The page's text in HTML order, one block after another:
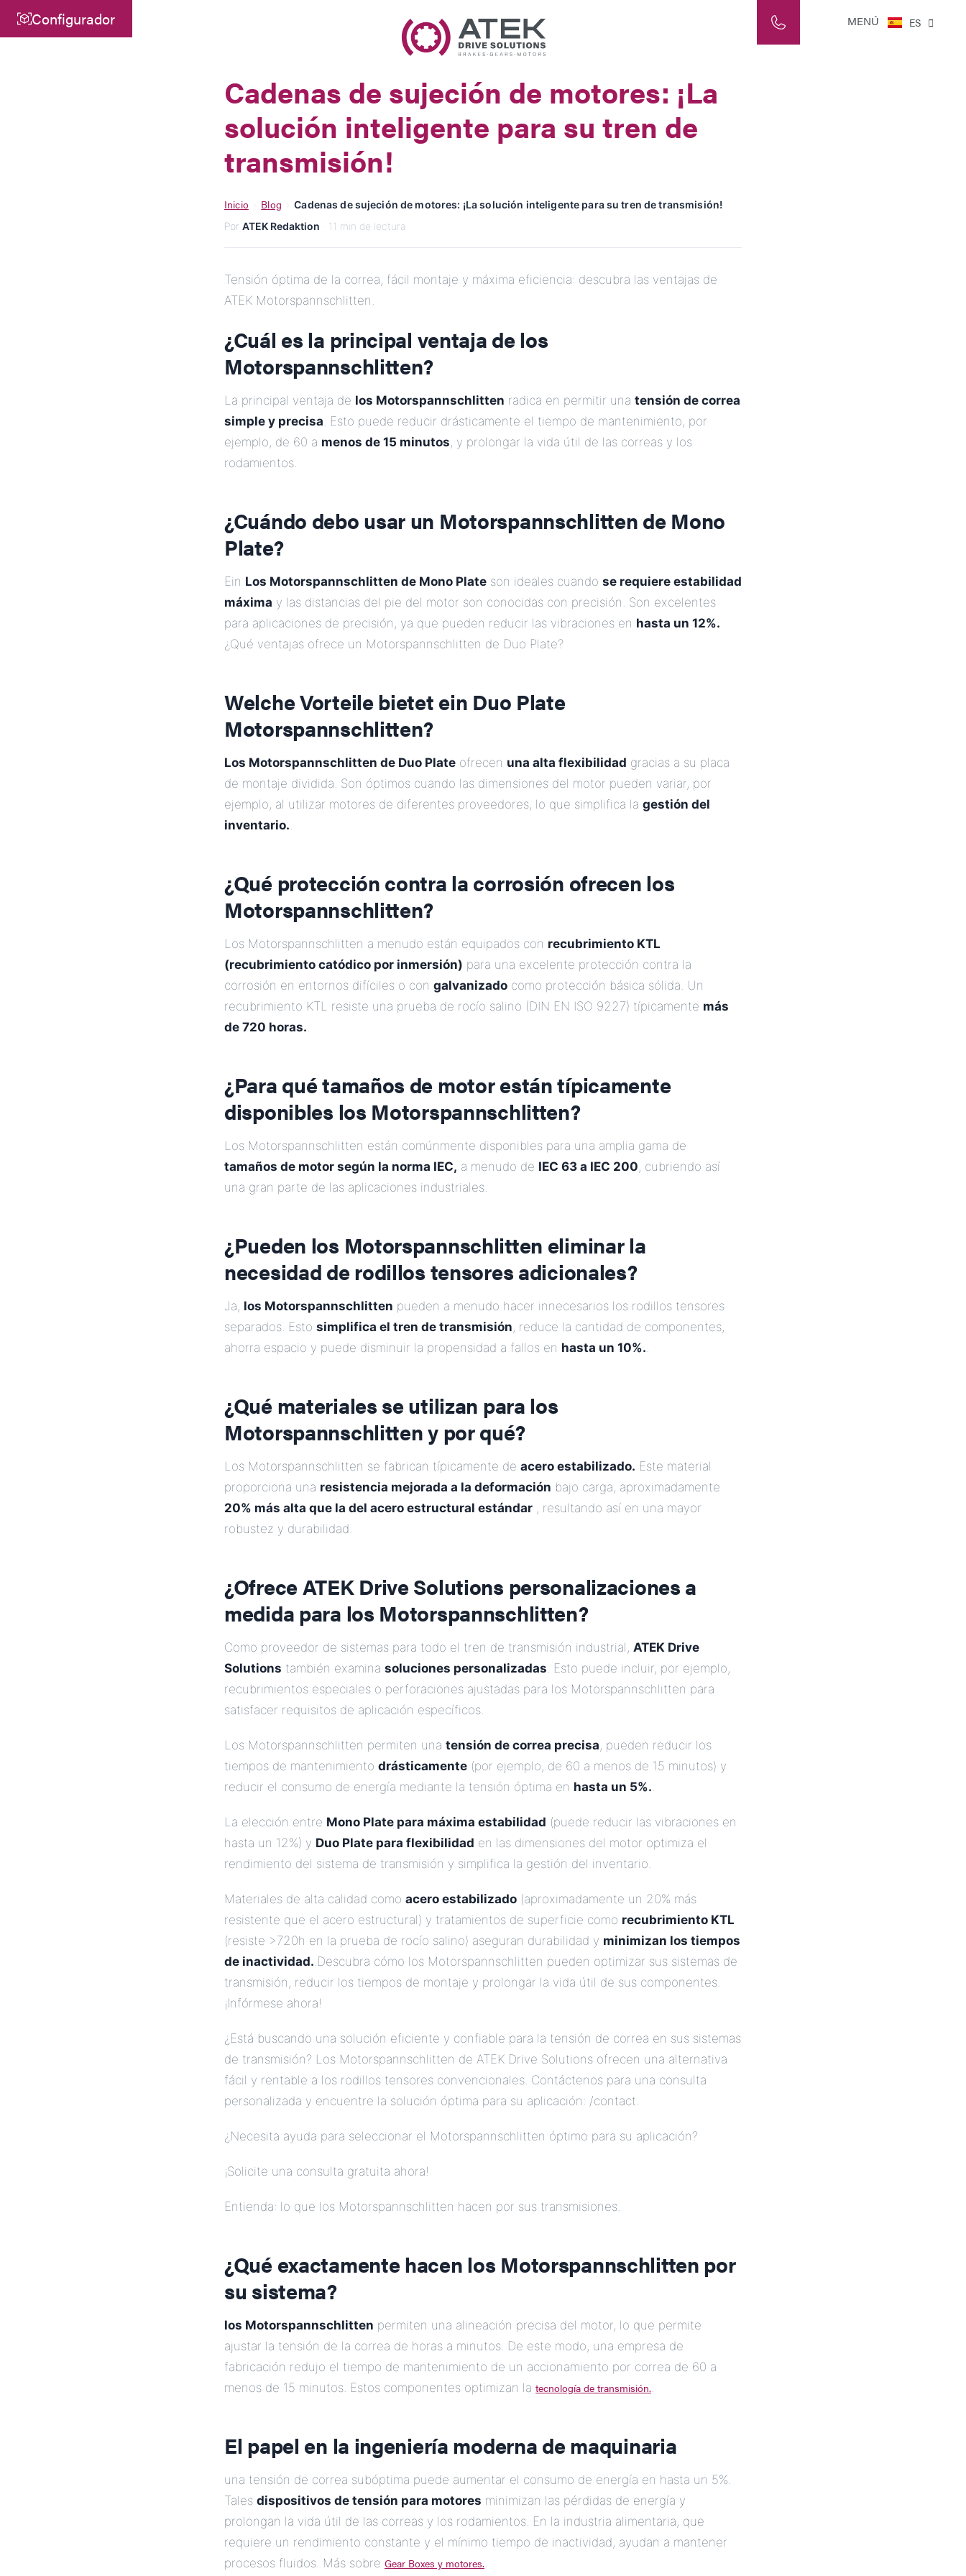
Nombre
Nombre de la Empresa
Correo Electrónico
Dirección
Configurador MENÚ ES
IT
Cadenas de sujeción de motores: ¡La
solución inteligente para su tren de
transmisión!
Inicio Blog
Cadenas de sujeción de motores: ¡La solución inteligente para su tren de transmisión!
Por ATEK Redaktion · 11 min de lectura
Tensión óptima de la correa, fácil montaje y máxima eficiencia: descubra las ventajas de
ATEK Motorspannschlitten.
¿Cuál es la principal ventaja de los
Motorspannschlitten?
La principal ventaja de los Motorspannschlitten radica en permitir una tensión de correa
simple y precisa. Esto puede reducir drásticamente el tiempo de mantenimiento, por
ejemplo, de 60 a menos de 15 minutos, y prolongar la vida útil de las correas y los
rodamientos.
¿Cuándo debo usar un Motorspannschlitten de Mono
Plate?
Ein Los Motorspannschlitten de Mono Plate son ideales cuando se requiere estabilidad
máxima y las distancias del pie del motor son conocidas con precisión. Son excelentes
para aplicaciones de precisión, ya que pueden reducir las vibraciones en hasta un 12%.
¿Qué ventajas ofrece un Motorspannschlitten de Duo Plate?
Welche Vorteile bietet ein Duo Plate
Motorspannschlitten?
Los Motorspannschlitten de Duo Plate ofrecen una alta flexibilidad gracias a su placa
de montaje dividida. Son óptimos cuando las dimensiones del motor pueden variar, por
ejemplo, al utilizar motores de diferentes proveedores, lo que simplifica la gestión del
inventario..
¿Qué protección contra la corrosión ofrecen los
Motorspannschlitten?
Los Motorspannschlitten a menudo están equipados con recubrimiento KTL
(recubrimiento catódico por inmersión) para una excelente protección contra la
corrosión en entornos difíciles o con galvanizado como protección básica sólida. Un
recubrimiento KTL resiste una prueba de rocío salino (DIN EN ISO 9227) típicamente más
de 720 horas..
¿Para qué tamaños de motor están típicamente
disponibles los Motorspannschlitten?
Los Motorspannschlitten están comúnmente disponibles para una amplia gama de
tamaños de motor según la norma IEC, a menudo de IEC 63 a IEC 200, cubriendo así
una gran parte de las aplicaciones industriales.
¿Pueden los Motorspannschlitten eliminar la
necesidad de rodillos tensores adicionales?
Ja, los Motorspannschlitten pueden a menudo hacer innecesarios los rodillos tensores
separados. Esto simplifica el tren de transmisión, reduce la cantidad de componentes,
ahorra espacio y puede disminuir la propensidad a fallos en hasta un 10%..
¿Qué materiales se utilizan para los
Motorspannschlitten y por qué?
Los Motorspannschlitten se fabrican típicamente de acero estabilizado. Este material
proporciona una resistencia mejorada a la deformación bajo carga, aproximadamente
20% más alta que la del acero estructural estándar , resultando así en una mayor
robustez y durabilidad.
¿Ofrece ATEK Drive Solutions personalizaciones a
medida para los Motorspannschlitten?
Como proveedor de sistemas para todo el tren de transmisión industrial, ATEK Drive
Solutions también examina soluciones personalizadas. Esto puede incluir, por ejemplo,
recubrimientos especiales o perforaciones ajustadas para los Motorspannschlitten para
satisfacer requisitos de aplicación específicos.
Los Motorspannschlitten permiten una tensión de correa precisa, pueden reducir los
tiempos de mantenimiento drásticamente (por ejemplo, de 60 a menos de 15 minutos) y
reducir el consumo de energía mediante la tensión óptima en hasta un 5%..
La elección entre Mono Plate para máxima estabilidad (puede reducir las vibraciones en
hasta un 12%) y Duo Plate para flexibilidad en las dimensiones del motor optimiza el
rendimiento del sistema de transmisión y simplifica la gestión del inventario.
Materiales de alta calidad como acero estabilizado (aproximadamente un 20% más
resistente que el acero estructural) y tratamientos de superficie como recubrimiento KTL
(resiste >720h en la prueba de rocío salino) aseguran durabilidad y minimizan los tiempos
de inactividad..Descubra cómo los Motorspannschlitten pueden optimizar sus sistemas de
transmisión, reducir los tiempos de montaje y prolongar la vida útil de sus componentes.
¡Infórmese ahora!
¿Está buscando una solución eficiente y confiable para la tensión de correa en sus sistemas
de transmisión? Los Motorspannschlitten de ATEK Drive Solutions ofrecen una alternativa
fácil y rentable a los rodillos tensores convencionales. Contáctenos para una consulta
personalizada y encuentre la solución óptima para su aplicación: /contact.
¿Necesita ayuda para seleccionar el Motorspannschlitten óptimo para su aplicación?
¡Solicite una consulta gratuita ahora!
Entienda: lo que los Motorspannschlitten hacen por sus transmisiones.
¿Qué exactamente hacenlos Motorspannschlittenpor
su sistema?
los Motorspannschlitten permiten una alineación precisa del motor, lo que permite
ajustar la tensión de la correa de horas a minutos. De este modo, una empresa de
fabricación redujo el tiempo de mantenimiento de un accionamiento por correa de 60 a
menos de 15 minutos. Estos componentes optimizan la tecnología de transmisión..
El papel en la ingeniería moderna de maquinaria
una tensión de correa subóptima puede aumentar el consumo de energía en hasta un 5%.
Tales dispositivos de tensión para motores minimizan las pérdidas de energía y
prolongan la vida útil de las correas y los rodamientos. En la industria alimentaria, que
requiere un rendimiento constante y el mínimo tiempo de inactividad, ayudan a mantener
procesos fluidos. Más sobre Gear Boxes y motores..